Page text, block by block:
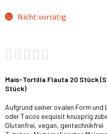
Nicht vorrätig
    
Mais-Tortilla Flauta 20 Stück
Stück)
Aufgrund seiner ovalen Form
oder Tacos exquisit knusprig
Glutenfrei, vegan, gentechnikfrei